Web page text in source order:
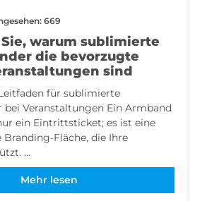
669
warum sublimierte
die bevorzugte
sind
für sublimierte
Veranstaltungen Ein Armband
ein Eintrittsticket; es ist eine
Branding-Fläche, die Ihre
...
Mehr lesen